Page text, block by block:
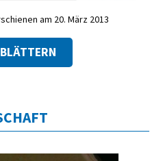
am 20. März 2013